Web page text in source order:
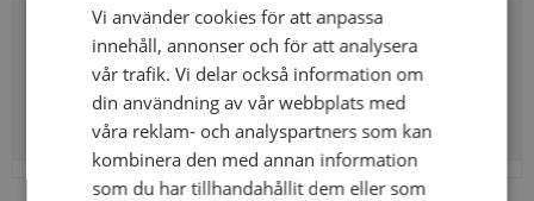
192,31 SEK
Visa produkten
Vi använder cookies för att anpassa
innehåll, annonser och för att analysera
vår trafik. Vi delar också information om
din användning av vår webbplats med
våra reklam- och analyspartners som kan
kombinera den med annan information
som du har tillhandahållit dem eller som